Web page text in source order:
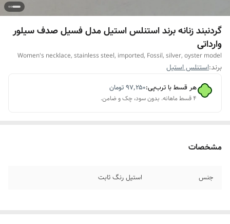
گردنبند زنانه برند استنلس استیل مدل فسیل صدف سیلور
وارداتی
Women's necklace, stainless steel, imported, Fossil, silver, oyster model
برند:استنلس استیل
هر قسط با ترب‌پی:۹۷٬۲۵۰تومان
۴ قسط ماهانه. بدون سود، چک و ضامن.
مشخصات
جنس استیل رنگ ثابت